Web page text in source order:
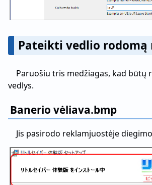
Pateikti vedlio rodomą
Paruošiu tris medžiagas, kad būtų
vedlys.
Banerio vėliava.bmp
Jis pasirodo reklamjuostėje